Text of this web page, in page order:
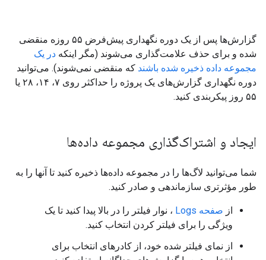
گزارش‌ها پس از یک دوره نگهداری پیش‌فرض ۵۵ روزه منقضی
شده و برای حذف علامت‌گذاری می‌شوند (مگر اینکه در یک
مجموعه داده ذخیره شده باشند که منقضی نمی‌شوند). می‌توانید
دوره نگهداری گزارش‌های یک پروژه را حداکثر روی ۷، ۱۴، ۲۸ یا
۵۵ روز پیکربندی کنید.
ایجاد و اشتراک‌گذاری مجموعه داده‌ها
شما می‌توانید لاگ‌ها را در مجموعه داده‌ها ذخیره کنید تا آنها را به
طور مؤثرتری سازماندهی و صادر کنید.
از صفحه Logs
، نوار فیلتر را در بالا پیدا کنید تا یک
ویژگی را برای فیلتر کردن انتخاب کنید.
از نمای فیلتر شده خود، از کادرهای انتخاب برای